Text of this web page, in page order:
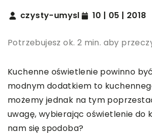
czysty-umysl 10 | 05 | 2018
Potrzebujesz ok. 2 min. aby
Kuchenne oświetlenie powinno
modnym dodatkiem to
możemy jednak na tym
uwagę, wybierając oświetlenie do
nam się spodoba?